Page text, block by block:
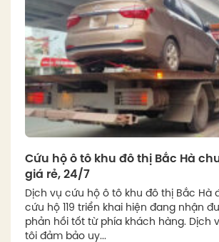
Cứu hộ ô tô khu đô thị Bắc Hà
giá rẻ, 24/7
Dịch vụ cứu hộ ô tô khu đô thị Bắc Hà
cứu hộ 119 triển khai hiện đang nhận
phản hồi tốt từ phía khách hàng. Dịch
tôi đảm bảo uy...